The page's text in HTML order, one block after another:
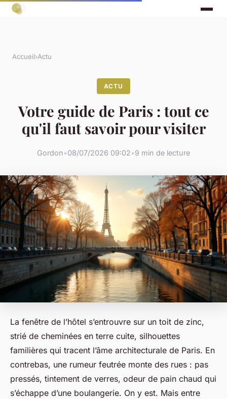
Accueil›Actu
ACTU
Votre guide de Paris : tout ce
qu'il faut savoir pour visiter
Gordon•08/07/2026 09:02•9 min de lecture
La fenêtre de l’hôtel s’entrouvre sur un toit de zinc,
strié de cheminées en terre cuite, silhouettes
familières qui tracent l’âme architecturale de Paris. En
contrebas, une rumeur feutrée monte des rues : pas
pressés, tintement de verres, odeur de pain chaud qui
s’échappe d’une boulangerie. On y est. Mais entre